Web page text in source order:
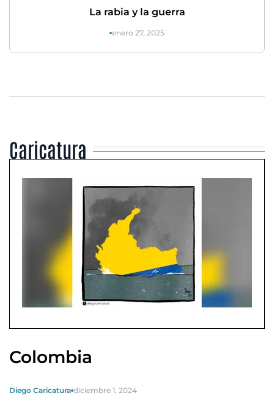
La rabia y la guerra
enero 27, 2025
Caricatura
Colombia
Diego Caricatura diciembre 1, 2024